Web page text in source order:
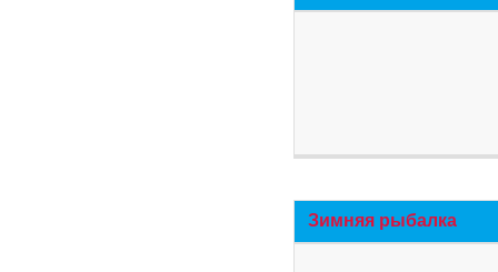
Зимняя рыбалка